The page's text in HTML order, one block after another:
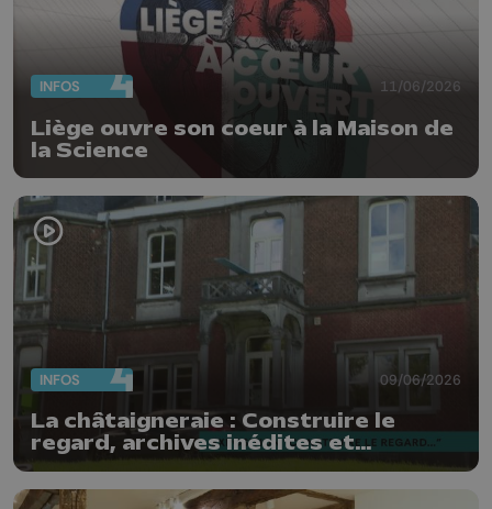
INFOS 11/06/2026
Liège ouvre son coeur à la Maison de
la Science
INFOS 09/06/2026
La châtaigneraie : Construire le
regard, archives inédites et
photographies contemporaines